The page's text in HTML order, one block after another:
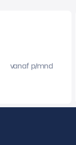
vanaf p/mnd